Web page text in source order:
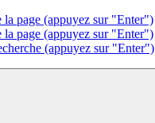
la page (appuyez sur "Enter")
la page (appuyez sur "Enter")
(appuyez sur "Enter")